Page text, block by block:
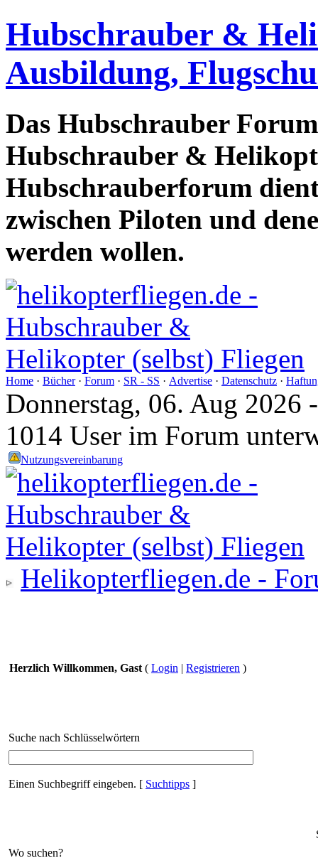
Hubschrauber &
Ausbildung,
Das Hubschrauber
Hubschrauber &
Hubschrauberforum
zwischen Piloten und
werden wollen.
Home · Bücher· Forum · SR - SS · Advertise · Datenschutz ·
Donnerstag, 06. Aug 2026
1014 User im Forum
Nutzungsvereinbarung
Helikopterfliegen.de -
Herzlich Willkommen, Gast ( Login | Registrieren )
Suche nach Schlüsselwörtern
Einen Suchbegriff eingeben. [ Suchtipps ]
Wo suchen?